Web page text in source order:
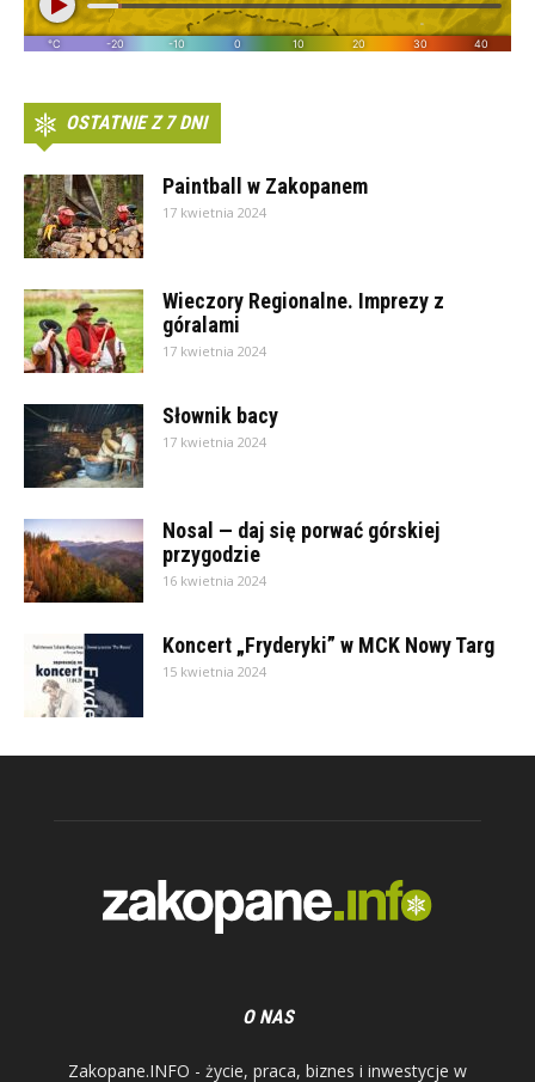
OSTATNIE Z 7 DNI
Paintball w Zakopanem
17 kwietnia 2024
Wieczory Regionalne. Imprezy z
góralami
17 kwietnia 2024
Słownik bacy
17 kwietnia 2024
Nosal — daj się porwać górskiej
przygodzie
16 kwietnia 2024
Koncert „Fryderyki” w MCK Nowy Targ
15 kwietnia 2024
O NAS
Zakopane.INFO - życie, praca, biznes i inwestycje w